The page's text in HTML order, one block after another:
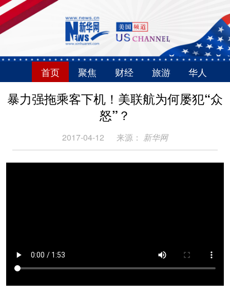
首页 聚焦 财经 旅游 华人
暴力强拖乘客下机！美联航为何屡犯“众
怒”？
2017-04-12 来源： 新华网